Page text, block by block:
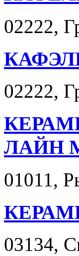
02222,
02222,
ЛАЙН
01011,
03134,